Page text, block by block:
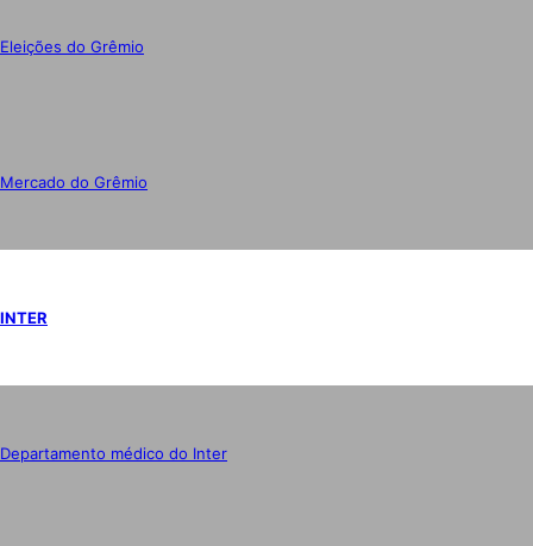
Eleições do Grêmio
Mercado do Grêmio
INTER
Departamento médico do Inter